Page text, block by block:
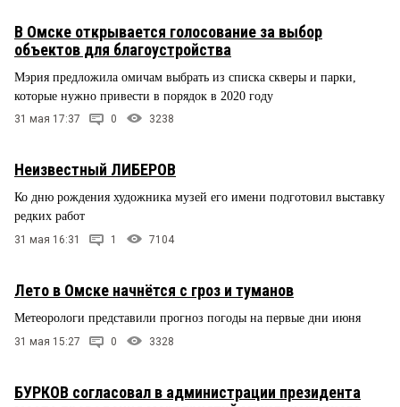
В Омске открывается голосование за выбор
объектов для благоустройства
Мэрия предложила омичам выбрать из списка скверы и парки,
которые нужно привести в порядок в 2020 году
31 мая 17:37 0 3238
Неизвестный ЛИБЕРОВ
Ко дню рождения художника музей его имени подготовил выставку
редких работ
31 мая 16:31 1 7104
Лето в Омске начнётся с гроз и туманов
Метеорологи представили прогноз погоды на первые дни июня
31 мая 15:27 0 3328
БУРКОВ согласовал в администрации президента